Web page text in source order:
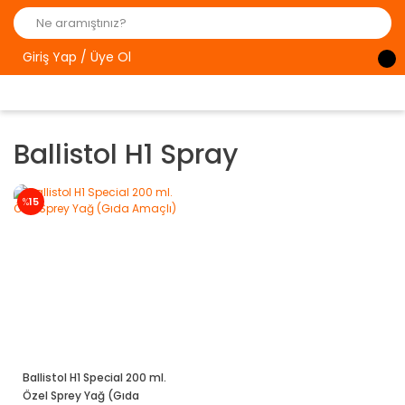
Giriş Yap / Üye Ol
Ballistol H1 Spray
%15
Ballistol H1 Special 200 ml.
Özel Sprey Yağ (Gıda